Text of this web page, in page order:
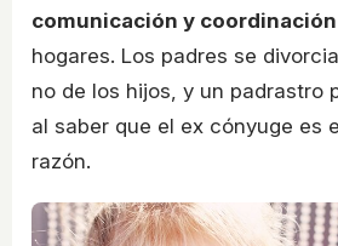
comunicación y coordinación
hogares. Los padres se
no de los hijos, y un padrastro
al saber que el ex cónyuge es
razón.